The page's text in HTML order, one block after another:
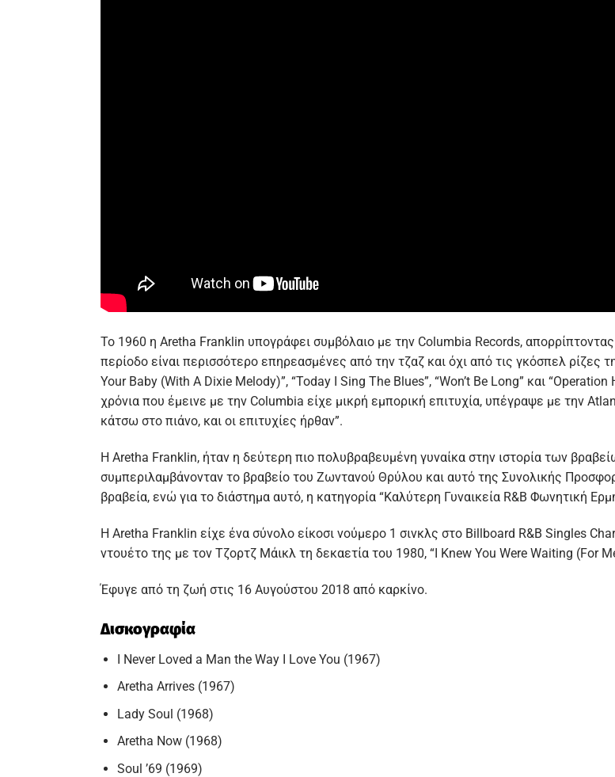
Το 1960 η Aretha Franklin υπογράφει συμβόλαιο με την Columbia Records,
περίοδο είναι περισσότερο επηρεασμένες από την τζαζ και όχι από τις γκόσπελ ρίζες
Your Baby (With A Dixie Melody)”, “Today I Sing The Blues”, “Won’t Be Long” και
χρόνια που έμεινε με την Columbia είχε μικρή εμπορική επιτυχία, υπέγραψε με την
κάτσω στο πιάνο, και οι επιτυχίες ήρθαν”.
Η Aretha Franklin, ήταν η δεύτερη πιο πολυβραβευμένη γυναίκα στην ιστορία των
συμπεριλαμβάνονταν το βραβείο του Ζωντανού Θρύλου και αυτό της Συνολικής
βραβεία, ενώ για το διάστημα αυτό, η κατηγορία “Καλύτερη Γυναικεία R&B Φωνητική
Η Aretha Franklin είχε ένα σύνολο είκοσι νούμερο 1 σινκλς στο Billboard R&B Singles
ντουέτο της με τον Τζορτζ Μάικλ τη δεκαετία του 1980, “I Knew You Were Waiting (For
Έφυγε από τη ζωή στις 16 Αυγούστου 2018 από καρκίνο.
Δισκογραφία
I Never Loved a Man the Way I Love You (1967)
Aretha Arrives (1967)
Lady Soul (1968)
Aretha Now (1968)
Soul ’69 (1969)